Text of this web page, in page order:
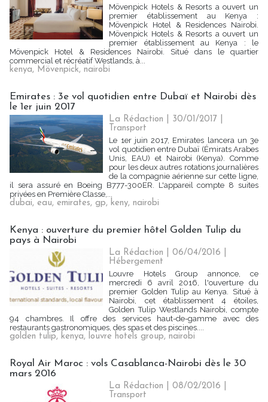
Mövenpick Hotels & Resorts a ouvert un
premier établissement au Kenya :
Mövenpick Hotel & Residences Nairobi.
Mövenpick Hotels & Resorts a ouvert un
premier établissement au Kenya : le
Mövenpick Hotel & Residences Nairobi. Situé dans le quartier
commercial et récréatif Westlands, à...
kenya, Mövenpick, nairobi
Emirates : 3e vol quotidien entre Dubaï et Nairobi dès
le 1er juin 2017
La Rédaction | 30/01/2017
Transport
Le 1er juin 2017, Emirates lancera un 3e
vol quotidien entre Dubaï (Émirats Arabes
Unis, EAU) et Nairobi (Kenya). Comme
pour les deux autres rotations journalières
de la compagnie aérienne sur cette ligne,
il sera assuré en Boeing B777-300ER. L'appareil compte 8 suites
privées en Première Classe,...
dubai, eau, emirates, gp, keny, nairobi
Kenya : ouverture du premier hôtel Golden Tulip du
pays à Nairobi
La Rédaction | 06/04/2016
Hébergement
Louvre Hotels Group annonce, ce
mercredi 6 avril 2016, l'ouverture du
premier Golden Tulip au Kenya. Situé à
Nairobi, cet établissement 4 étoiles,
Golden Tulip Westlands Nairobi, compte
94 chambres. Il offre des services haut-de-gamme avec des
restaurants gastronomiques, des spas et des piscines....
golden tulip, kenya, louvre hotels group, nairobi
Royal Air Maroc : vols Casablanca-Nairobi dès le 30
mars 2016
La Rédaction | 08/02/2016
Transport